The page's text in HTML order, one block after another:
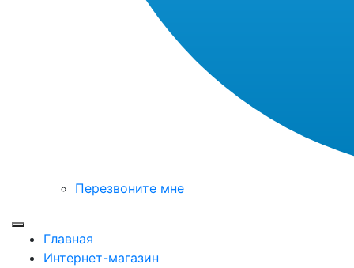
Перезвоните мне
Toggle mobile menu
Главная
Интернет-магазин